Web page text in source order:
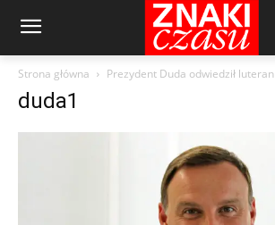
Strona główna Prezydent Duda odwiedził luteran
duda1